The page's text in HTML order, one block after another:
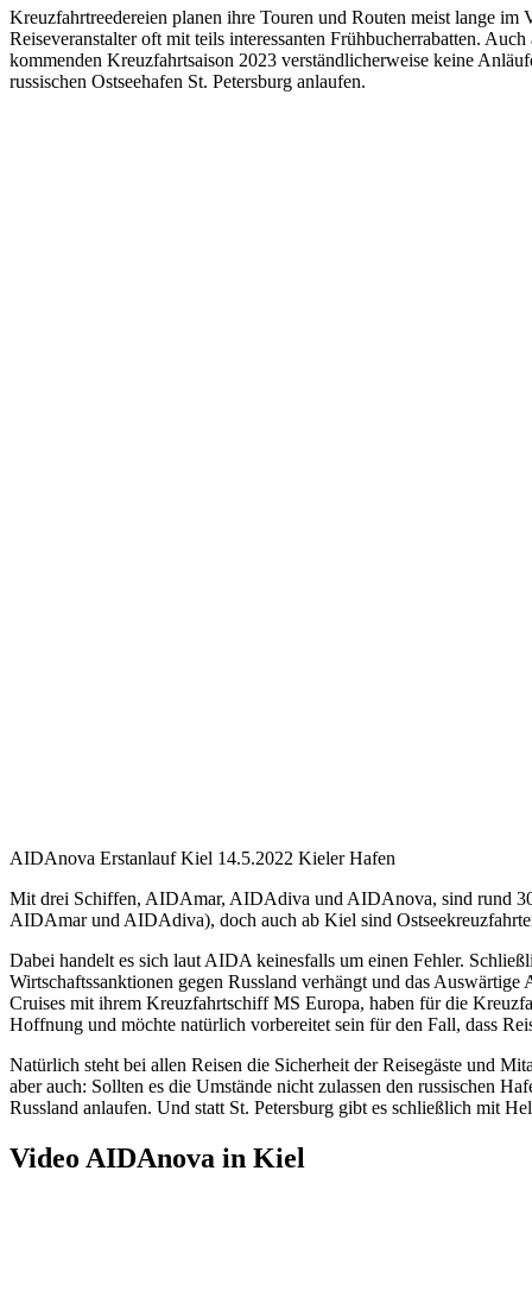
Kreuzfahrtreedereien planen ihre Touren und Routen meist lange
Reiseveranstalter oft mit teils interessanten Frühbucherrabatten.
kommenden Kreuzfahrtsaison 2023 verständlicherweise keine
russischen Ostseehafen St. Petersburg anlaufen.
AIDAnova Erstanlauf Kiel 14.5.2022 Kieler Hafen
Mit drei Schiffen, AIDAmar, AIDAdiva und AIDAnova, sind rund 30
AIDAmar und AIDAdiva), doch auch ab Kiel sind
Dabei handelt es sich laut AIDA keinesfalls um einen Fehler.
Wirtschaftssanktionen gegen Russland verhängt und das
Cruises mit ihrem Kreuzfahrtschiff MS Europa, haben für die
Hoffnung und möchte natürlich vorbereitet sein für den Fall, dass
Natürlich steht bei allen Reisen die Sicherheit der Reisegäste und
aber auch: Sollten es die Umstände nicht zulassen den russischen
Russland anlaufen. Und statt St. Petersburg gibt es schließlich mit
Video AIDAnova in Kiel